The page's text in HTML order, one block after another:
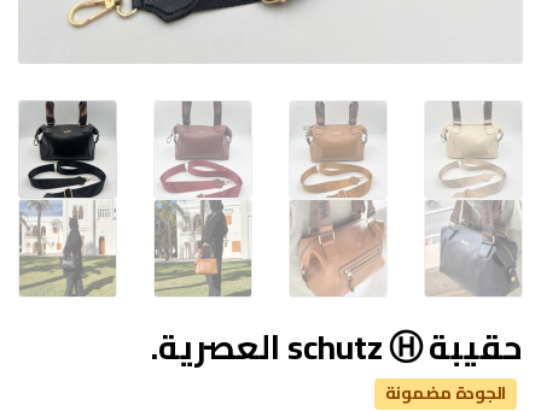
حقيبة schutz Ⓗ العصرية.
الجودة مضمونة